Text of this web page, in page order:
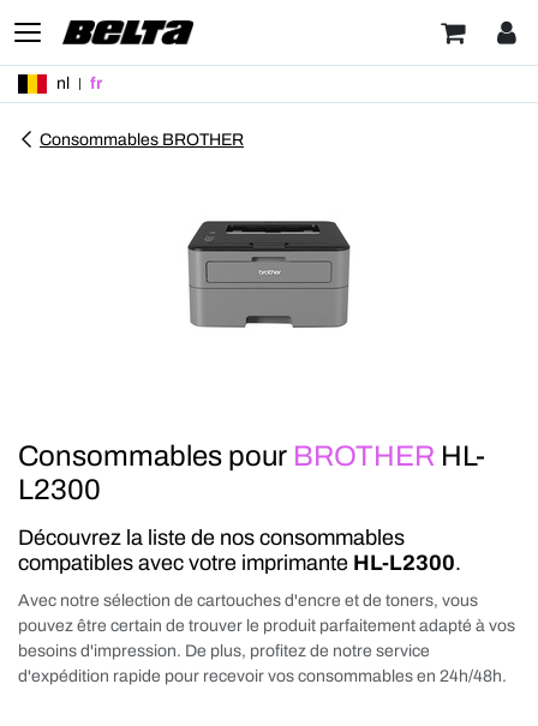
nl fr
Consommables BROTHER
Consommables pour BROTHER HL-
L2300
Découvrez la liste de nos consommables
compatibles avec votre imprimante HL-L2300.
Avec notre sélection de cartouches d'encre et de toners, vous
pouvez être certain de trouver le produit parfaitement adapté à vos
besoins d'impression. De plus, profitez de notre service
d'expédition rapide pour recevoir vos consommables en 24h/48h.